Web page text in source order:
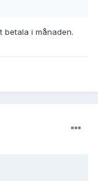
betala i månaden.